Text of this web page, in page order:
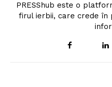
PRESShub este o
firul ierbii, care crede în